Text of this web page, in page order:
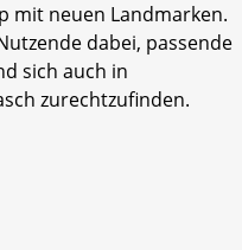
mit neuen Landmarken.
dabei, passende
sich auch in
zurechtzufinden.